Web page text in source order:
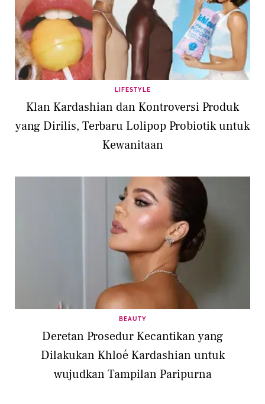
LIFESTYLE
Klan Kardashian dan Kontroversi Produk
yang Dirilis, Terbaru Lolipop Probiotik untuk
Kewanitaan
BEAUTY
Deretan Prosedur Kecantikan yang
Dilakukan Khloé Kardashian untuk
wujudkan Tampilan Paripurna